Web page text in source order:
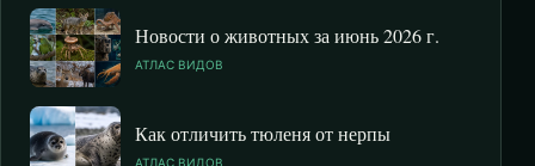
Новости о животных за июнь 2026 г.
АТЛАС ВИДОВ
Как отличить тюленя от нерпы
АТЛАС ВИДОВ